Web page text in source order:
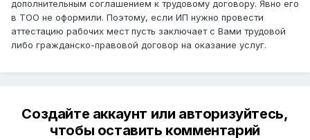
дополнительным соглашением к трудовому договору. Явно его
в ТОО не оформили. Поэтому, если ИП нужно провести
аттестацию рабочих мест пусть заключает с Вами трудовой
либо гражданско-правовой договор на оказание услуг.
Создайте аккаунт или авторизуйтесь,
чтобы оставить комментарий